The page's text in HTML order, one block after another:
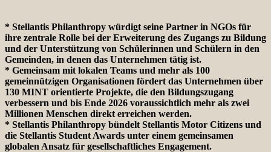
* Stellantis Philanthropy würdigt seine Partner in NGOs für
ihre zentrale Rolle bei der Erweiterung des Zugangs zu Bildung
und der Unterstützung von Schülerinnen und Schülern in den
Gemeinden, in denen das Unternehmen tätig ist.
* Gemeinsam mit lokalen Teams und mehr als 100
gemeinnützigen Organisationen fördert das Unternehmen über
130 MINT orientierte Projekte, die den Bildungszugang
verbessern und bis Ende 2026 voraussichtlich mehr als zwei
Millionen Menschen direkt erreichen werden.
* Stellantis Philanthropy bündelt Stellantis Motor Citizens und
die Stellantis Student Awards unter einem gemeinsamen
globalen Ansatz für gesellschaftliches Engagement.